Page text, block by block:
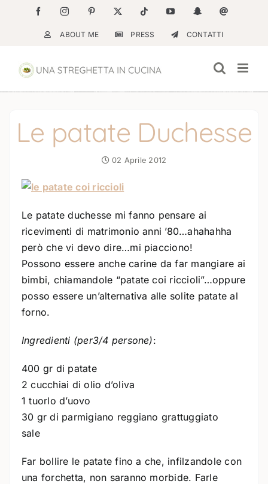
contenuto
FacebookInstagramPinterest Tiktok YouTubeSnapchatEmail
ABOUT ME PRESS CONTATTI
Le patate Duchesse
02 Aprile 2012
Le patate duchesse mi fanno pensare ai
ricevimenti di matrimonio anni ’80…ahahahha
però che vi devo dire…mi piacciono!
Possono essere anche carine da far mangiare ai
bimbi, chiamandole “patate coi riccioli”…oppure
posso essere un’alternativa alle solite patate al
forno.
Ingredienti (per3/4 persone):
400 gr di patate
2 cucchiai di olio d’oliva
1 tuorlo d’uovo
30 gr di parmigiano reggiano grattuggiato
sale
Far bollire le patate fino a che, infilzandole con
una forchetta, non saranno morbide. Farle